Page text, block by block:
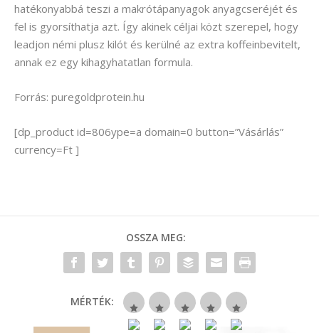
hatékonyabbá teszi a makrótápanyagok anyagcseréjét és
fel is gyorsíthatja azt. Így akinek céljai közt szerepel, hogy
leadjon némi plusz kilót és kerülné az extra koffeinbevitelt,
annak ez egy kihagyhatatlan formula.
Forrás: puregoldprotein.hu
[dp_product id=806ype=a domain=0 button=”Vásárlás”
currency=Ft ]
OSSZA MEG:
MÉRTÉK: